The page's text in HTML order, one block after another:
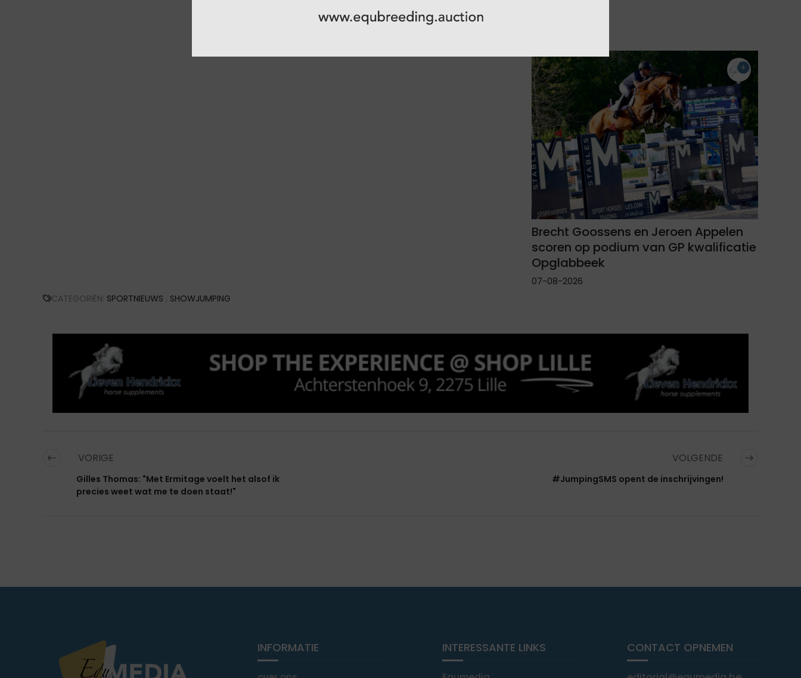
Brecht Goossens en Jeroen Appelen
scoren op podium van GP kwalificatie
Opglabbeek
07-08-2026
CATEGORIËN: SPORTNIEUWS , SHOWJUMPING
VORIGE
Gilles Thomas: "Met Ermitage voelt het alsof ik
precies weet wat me te doen staat!"
VOLGENDE
#JumpingSMS opent de inschrijvingen!
INFORMATIE INTERESSANTE LINKS CONTACT OPNEMEN